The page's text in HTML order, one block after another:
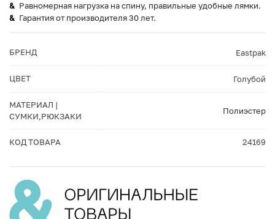
Равномерная нагрузка на спину, правильные удобные лямки.
Гарантия от производителя 30 лет.
БРЕНД Eastpak
ЦВЕТ Голубой
МАТЕРИАЛ |
СУМКИ,РЮКЗАКИ
Полиэстер
КОД ТОВАРА 24169